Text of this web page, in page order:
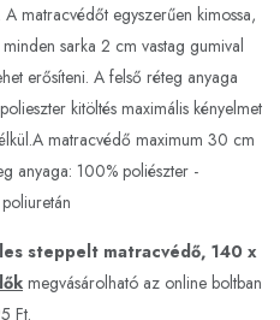
matracvédőt egyszerűen kimossa,
sarka 2 cm vastag gumival
erősíteni. A felső réteg anyaga
kitöltés maximális kényelmet
matracvédő maximum 30 cm
anyaga: 100% poliészter -
steppelt matracvédő, 140 x
megvásárolható az online boltban
Ft.